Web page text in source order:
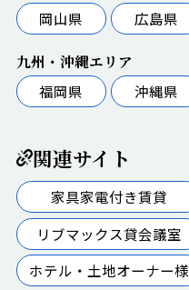
岡山県
広島県
九州・沖縄エリア
福岡県
沖縄県
関連サイト
家具家電付き賃貸
リブマックス貸会議室
ホテル・土地オーナー様